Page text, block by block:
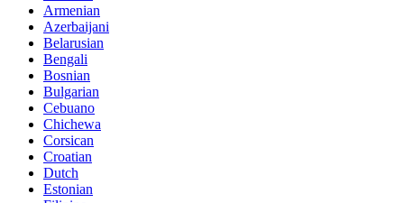
Armenian
Azerbaijani
Belarusian
Bengali
Bosnian
Bulgarian
Cebuano
Chichewa
Corsican
Croatian
Dutch
Estonian